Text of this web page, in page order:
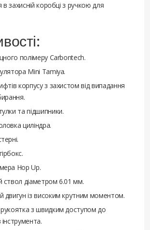
захисній коробці з ручкою для
полімеру Carbontech.
Mini Tamiya.
корпусу з захистом від випадання
та підшипники.
циліндра.
Hop Up.
ствол діаметром 6.01 мм.
двигун із високим крутним моментом.
рукоятка з швидким доступом до